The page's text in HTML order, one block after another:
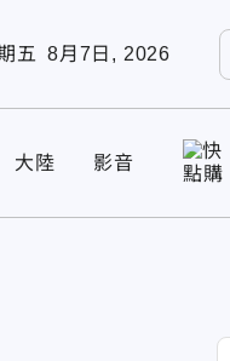
五 8月7日, 2026
大陸 影音